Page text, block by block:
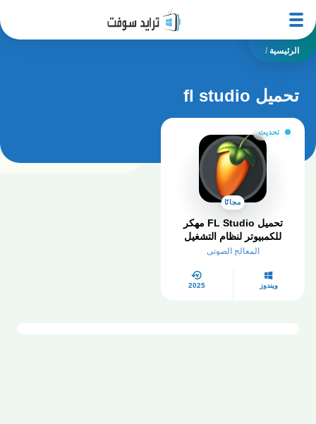
الرئيسية /
تحميل fl studio
تحديث
مجانًا
تحميل FL Studio مهكر
للكمبيوتر لنظام التشغيل
Windows 32/64 bit العربية
المعالج الصوتي
ويندوز 2025